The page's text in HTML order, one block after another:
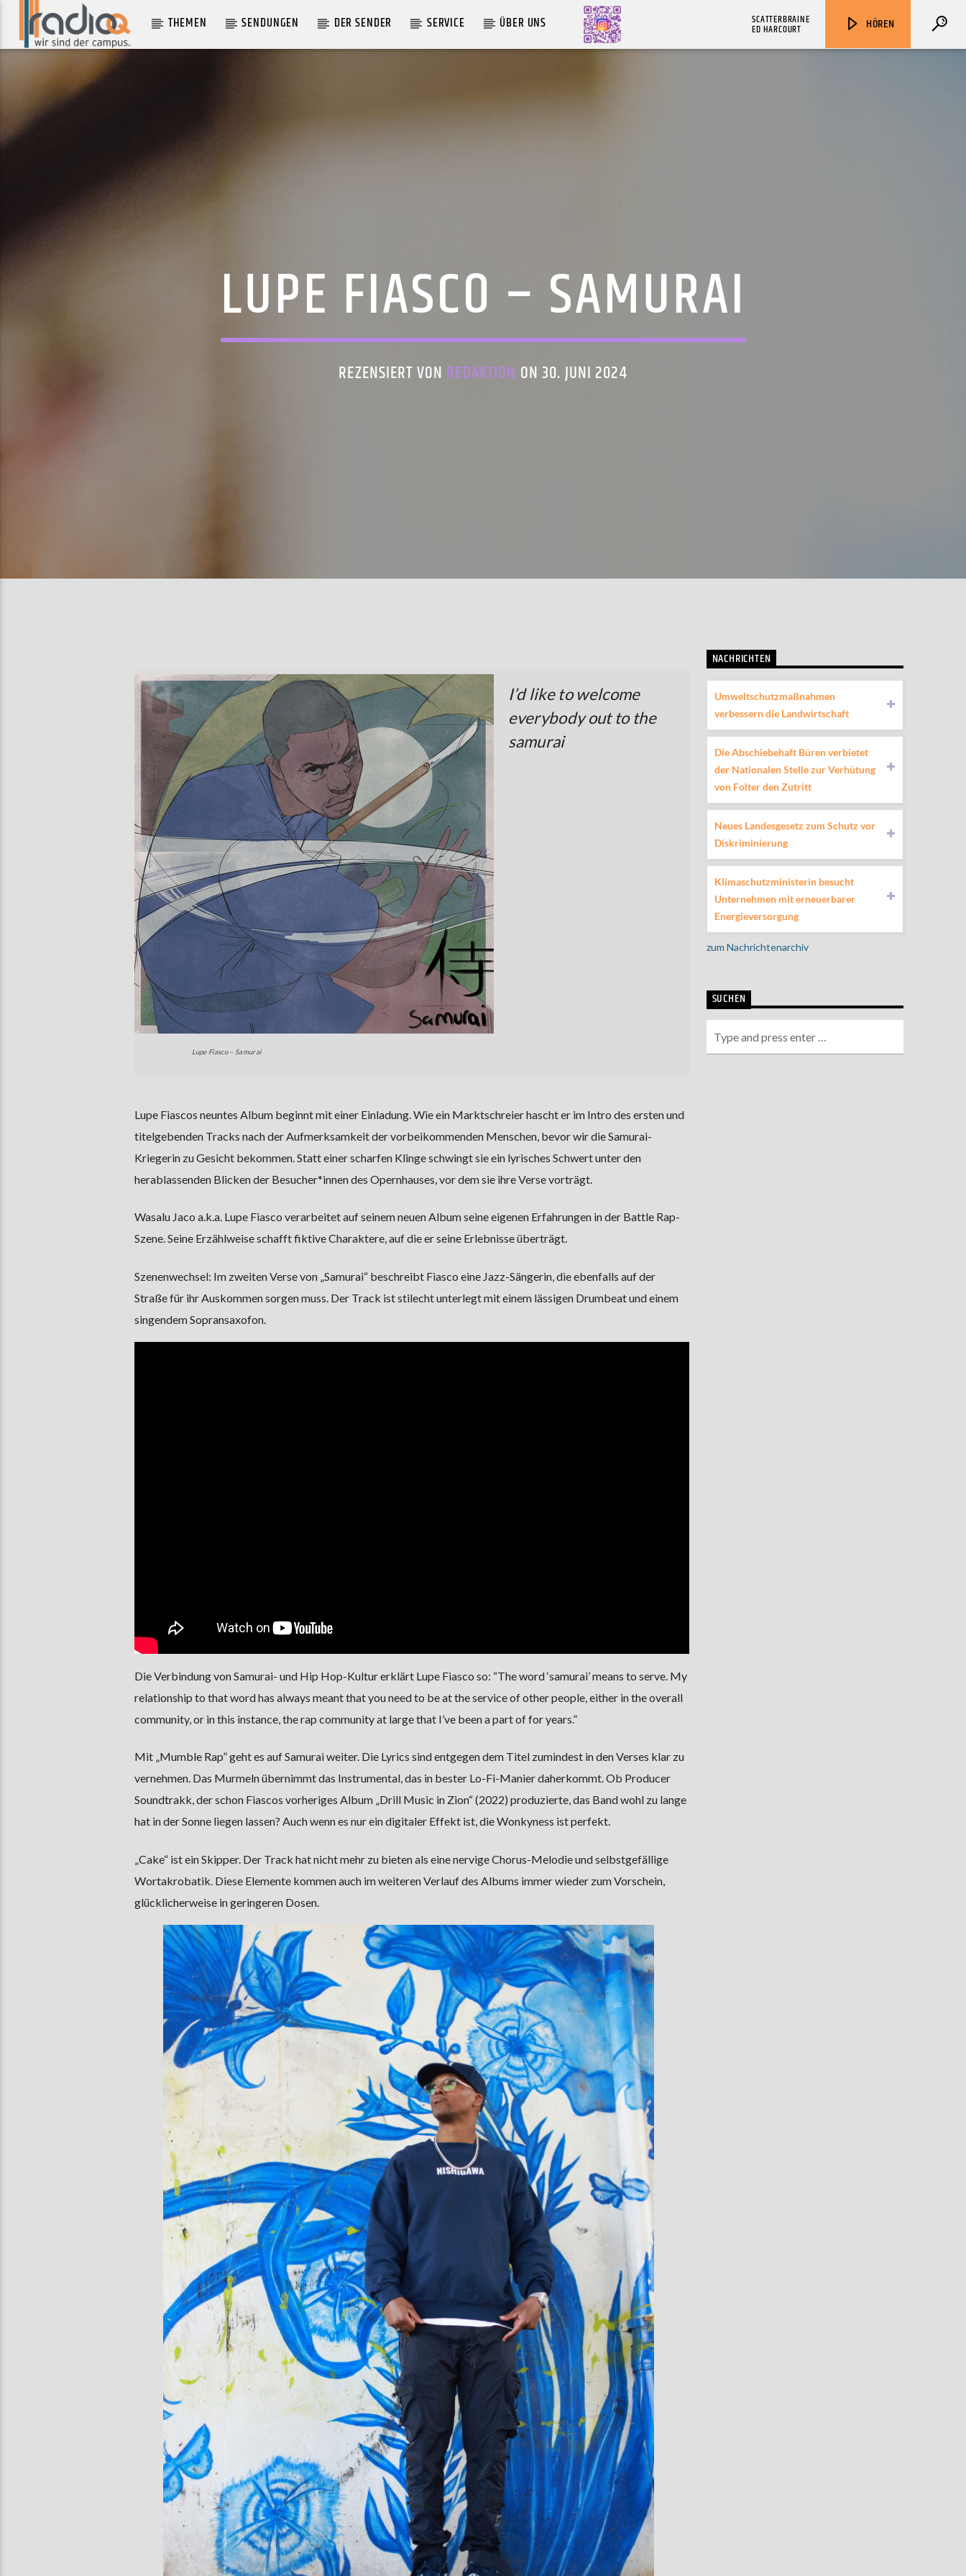
THEMEN SENDUNGEN DER SENDER SERVICE ÜBER UNS HÖREN
SCATTERBRAINE
ED HARCOURT
AKTUELLER TRACK
SCATTERBRAINE
LUPE FIASCO – SAMURAI
REZENSIERT VON REDAKTION ON 30. JUNI 2024
I’d like to welcome
everybody out to the
samurai
Lupe Fiasco – Samurai
Lupe Fiascos neuntes Album beginnt mit einer Einladung. Wie ein Marktschreier hascht er im Intro des ersten und
titelgebenden Tracks nach der Aufmerksamkeit der vorbeikommenden Menschen, bevor wir die Samurai-
Kriegerin zu Gesicht bekommen. Statt einer scharfen Klinge schwingt sie ein lyrisches Schwert unter den
herablassenden Blicken der Besucher*innen des Opernhauses, vor dem sie ihre Verse vorträgt.
Wasalu Jaco a.k.a. Lupe Fiasco verarbeitet auf seinem neuen Album seine eigenen Erfahrungen in der Battle Rap-
Szene. Seine Erzählweise schafft fiktive Charaktere, auf die er seine Erlebnisse überträgt.
Szenenwechsel: Im zweiten Verse von „Samurai“ beschreibt Fiasco eine Jazz-Sängerin, die ebenfalls auf der
Straße für ihr Auskommen sorgen muss. Der Track ist stilecht unterlegt mit einem lässigen Drumbeat und einem
singendem Sopransaxofon.
Die Verbindung von Samurai- und Hip Hop-Kultur erklärt Lupe Fiasco so: “The word ‘samurai’ means to serve. My
relationship to that word has always meant that you need to be at the service of other people, either in the overall
community, or in this instance, the rap community at large that I’ve been a part of for years.”
Mit „Mumble Rap” geht es auf Samurai weiter. Die Lyrics sind entgegen dem Titel zumindest in den Verses klar zu
vernehmen. Das Murmeln übernimmt das Instrumental, das in bester Lo-Fi-Manier daherkommt. Ob Producer
Soundtrakk, der schon Fiascos vorheriges Album „Drill Music in Zion“ (2022) produzierte, das Band wohl zu lange
hat in der Sonne liegen lassen? Auch wenn es nur ein digitaler Effekt ist, die Wonkyness ist perfekt.
„Cake“ ist ein Skipper. Der Track hat nicht mehr zu bieten als eine nervige Chorus-Melodie und selbstgefällige
Wortakrobatik. Diese Elemente kommen auch im weiteren Verlauf des Albums immer wieder zum Vorschein,
glücklicherweise in geringeren Dosen.
NACHRICHTEN
Umweltschutzmaßnahmen
verbessern die Landwirtschaft
Die Abschiebehaft Büren verbietet
der Nationalen Stelle zur Verhütung
von Folter den Zutritt
Neues Landesgesetz zum Schutz vor
Diskriminierung
Klimaschutzministerin besucht
Unternehmen mit erneuerbarer
Energieversorgung
zum Nachrichtenarchiv
SUCHEN